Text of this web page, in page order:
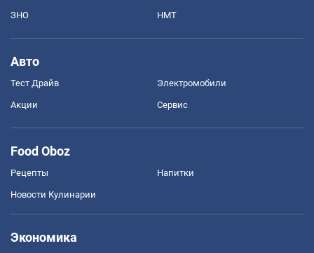
ЗНО НМТ
Авто
Тест Драйв Электромобили
Акции Сервис
Food Oboz
Рецепты Напитки
Новости Кулинарии
Экономика